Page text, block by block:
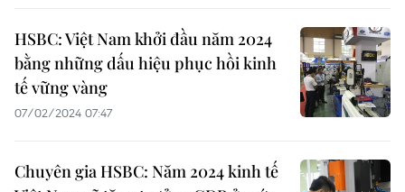
HSBC: Việt Nam khởi đầu năm 2024
bằng những dấu hiệu phục hồi kinh
tế vững vàng
07/02/2024 07:47
Chuyên gia HSBC: Năm 2024 kinh tế